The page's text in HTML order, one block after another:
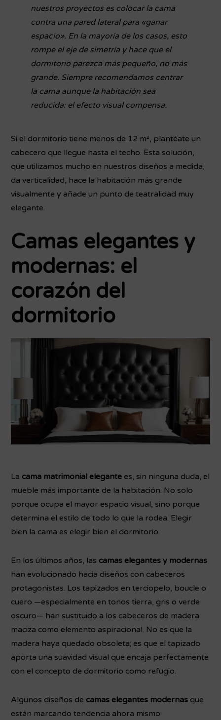
nuestros proyectos es colocar la cama
contra una pared lateral para «ganar
espacio». En la mayoría de los casos, esto
rompe el eje de simetría y hace que el
dormitorio parezca más pequeño, no más
grande. Siempre recomendamos centrar
la cama aunque la habitación sea
reducida: el efecto visual compensa.
Si el dormitorio tiene menos de 12 m², plantéate un
cabecero que llegue hasta el techo. Esta solución,
que utilizamos mucho en nuestros diseños a medida,
da verticalidad, hace la habitación más grande
visualmente y añade un punto de teatralidad muy
elegante.
Camas elegantes y
modernas: el
corazón del
dormitorio
La cama matrimonial elegante es, sin ninguna duda, el
mueble más importante de la habitación. No solo
porque ocupa el mayor espacio visual, sino porque
determina el estilo de todo lo que la rodea. Elegir
bien la cama es elegir bien el dormitorio.
En los últimos años, las camas elegantes y modernas
han evolucionado hacia diseños con cabeceros
protagonistas. Los tapizados en terciopelo, boucle o
cuero —especialmente en tonos tierra, gris o verde
oscuro— han sustituido a los cabeceros de madera
maciza como elemento aspiracional. No es que la
madera haya quedado obsoleta; es que el tapizado
aporta una suavidad visual que encaja perfectamente
con el concepto de dormitorio como refugio.
Algunos diseños de camas elegantes modernas que
están marcando tendencia ahora mismo: